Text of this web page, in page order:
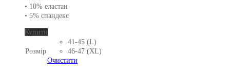
• 10% еластан
• 5% спандекс
Купити
товар
кілька
Розмір
41-45 (L)
46-47 (XL)
Очистити